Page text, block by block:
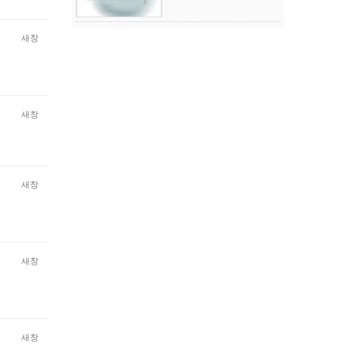
새창
새창
새창
새창
새창